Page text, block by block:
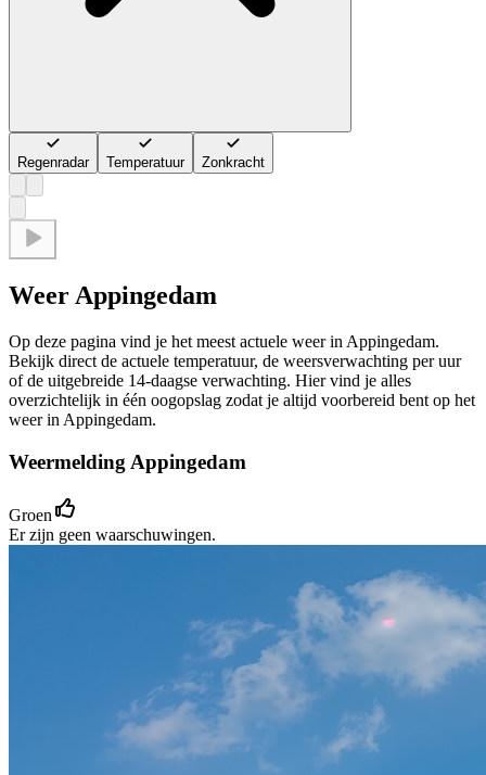
Regenradar Temperatuur Zonkracht
Weer Appingedam
Op deze pagina vind je het meest actuele weer in Appingedam.
Bekijk direct de actuele temperatuur, de weersverwachting per uur
of de uitgebreide 14-daagse verwachting. Hier vind je alles
overzichtelijk in één oogopslag zodat je altijd voorbereid bent op het
weer in Appingedam.
Weermelding Appingedam
Groen
Er zijn geen waarschuwingen.